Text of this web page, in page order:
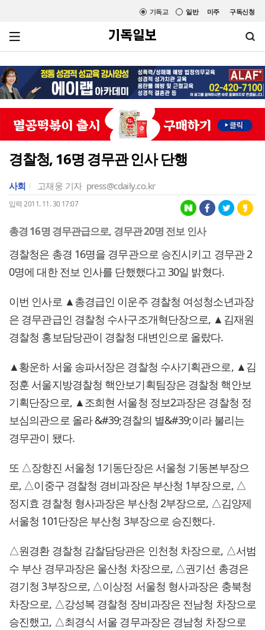
미주 구독신청
일반
기독교
경찰청, 16명 경무관 인사 단행
사회 고재웅 기자 press@cdaily.co.kr
입력 2011. 11. 30 17:07
총경 16명 경무관급으로, 경무관 20명 전보 인사
경찰청은 총경 16명을 경무관으로 승진시키고 경무관 2
0명에 대한 전보 인사를 단했했다고 30일 밝혔다.
이번 인사로 ▲총경급인 이운주 경찰청 여성청소년과장
은 경무관급인 경찰청 수사구조개혁단장으로, ▲김재원
경찰청 홍보담당관이 경찰청 대변인으로 올랐다.
▲황운하 서울 송파서장은 경찰청 수사기획관으로, ▲김
정훈 서울지방경찰청 핵안보기획팀장은 경찰청 핵안보
기획단장으로, ▲조희현 서울청 정보2과장은 경찰청 정
보심의관으로 올라 &#39;경찰의 별&#39;이라 불리는
경무관이 됐다.
또 △장향진 서울청 1기동단장은 서울청 기동본부장으
로, △이중구 경찰청 경비과장은 부산청 1부장으로, △
정지효 경찰청 형사과장은 부산청 2부장으로, △김양제
서울청 101단장은 부산청 3부장으로 승진했다.
△원경환 경찰청 감찰담당관은 인천청 차장으로, △서범
수 부산 경무과장은 울산청 차장으로, △권기선 총경은
경기청 3부장으로, △이상정 서울청 형사과장은 충북청
차장으로, △강성복 경찰청 장비과장은 전남청 차장으로
승진했고, △최경식 서울 경무과장은 경남청 차장으로